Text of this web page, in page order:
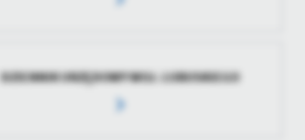
DZIENNIK URZĘDOWY WOJ. LUBUSKIEGO